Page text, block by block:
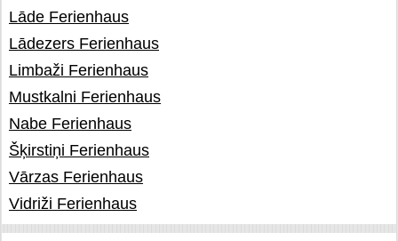
Lāde Ferienhaus
Lādezers Ferienhaus
Limbaži Ferienhaus
Mustkalni Ferienhaus
Nabe Ferienhaus
Šķirstiņi Ferienhaus
Vārzas Ferienhaus
Vidriži Ferienhaus